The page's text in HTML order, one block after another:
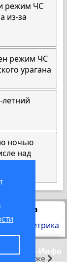
позже
режим ЧС
из-за
режим ЧС
урагана
летний
ночью
над
точка-Инфо